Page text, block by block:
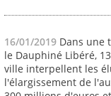
16/01/2019 Dans une
le Dauphiné Libéré,
ville interpellent les
l'élargissement de